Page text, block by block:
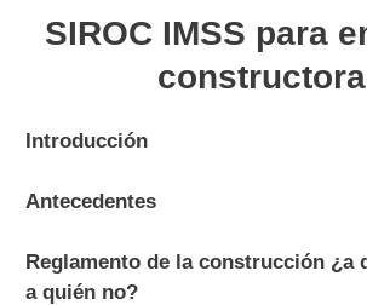
SIROC IMSS para
Introducción
Antecedentes
Reglamento de la construcción ¿a
a quién no?